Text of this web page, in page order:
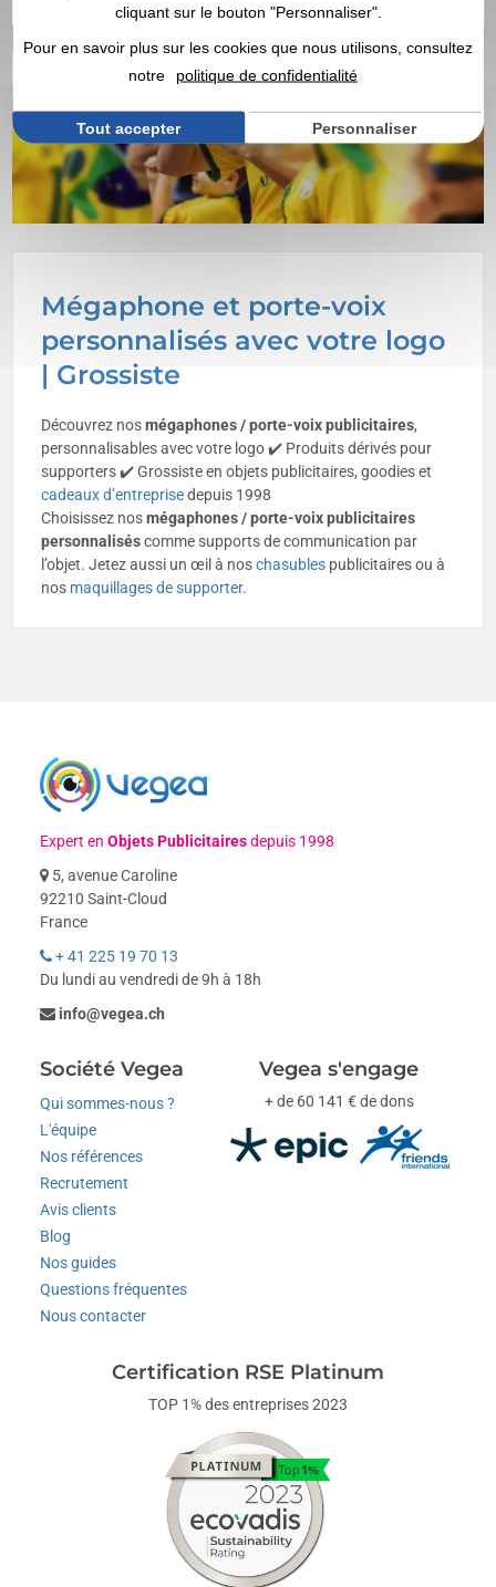
Mégaphone et porte-voix
personnalisés avec votre logo
| Grossiste
Découvrez nosmégaphones / porte-voix publicitaires,
personnalisables avec votre logo ✔️ Produits dérivés pour
supporters ✔️ Grossiste en objets publicitaires, goodies et
cadeaux d’entreprisedepuis 1998
Choisissez nosmégaphones / porte-voix publicitaires
personnaliséscomme supports de communication par
l’objet. Jetez aussi un œil à noschasubles publicitaires ou à
nos maquillages de supporter.
Expert enObjets Publicitairesdepuis 1998
5, avenue Caroline
92210 Saint-Cloud
France
+ 41 225 19 70 13
Du lundi au vendredi de 9h à 18h
info@vegea.ch
Société Vegea
Qui sommes-nous ?
L'équipe
Nos références
Recrutement
Avis clients
Blog
Nos guides
Questions fréquentes
Nous contacter
Vegea s'engage
+ de 60 141 € de dons
Certification RSE Platinum
TOP 1% des entreprises 2023
cliquant sur le bouton "Personnaliser".
Pour en savoir plus sur les cookies que nous utilisons, consultez
notre
politique de confidentialité
Tout accepter Personnaliser